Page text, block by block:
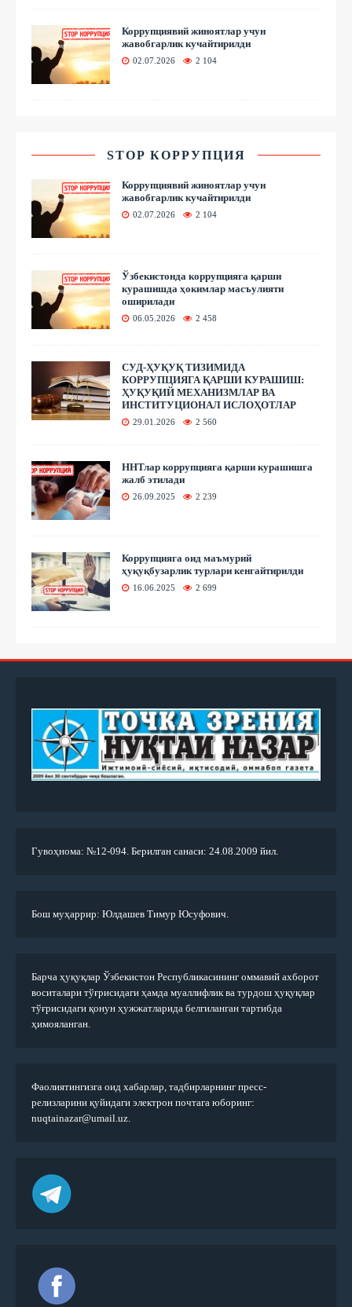
Коррупциявий жиноятлар учун
жавобгарлик кучайтирилди
02.07.2026 2 104
STOP КОРРУПЦИЯ
Коррупциявий жиноятлар учун
жавобгарлик кучайтирилди
02.07.2026 2 104
Ўзбекистонда коррупцияга қарши
курашишда ҳокимлар масъулияти
оширилади
06.05.2026 2 458
СУД-ҲУҚУҚ ТИЗИМИДА
КОРРУПЦИЯГА ҚАРШИ КУРАШИШ:
ҲУҚУҚИЙ МЕХАНИЗМЛАР ВА
ИНСТИТУЦИОНАЛ ИСЛОҲОТЛАР
29.01.2026 2 560
ННТлар коррупцияга қарши курашишга
жалб этилади
26.09.2025 2 239
Коррупцияга оид маъмурий
ҳуқуқбузарлик турлари кенгайтирилди
16.06.2025 2 699
Гувоҳнома: №12-094. Берилган санаси: 24.08.2009 йил.
Бош муҳаррир: Юлдашев Тимур Юсуфович.
Барча ҳуқуқлар Ўзбекистон Республикасининг оммавий ахборот
воситалари тўғрисидаги ҳамда муаллифлик ва турдош ҳуқуқлар
тўғрисидаги қонун ҳужжатларида белгиланган тартибда
ҳимояланган.
Фаолиятингизга оид хабарлар, тадбирларнинг пресс-
релизларини қуйидаги электрон почтага юборинг:
nuqtainazar@umail.uz.